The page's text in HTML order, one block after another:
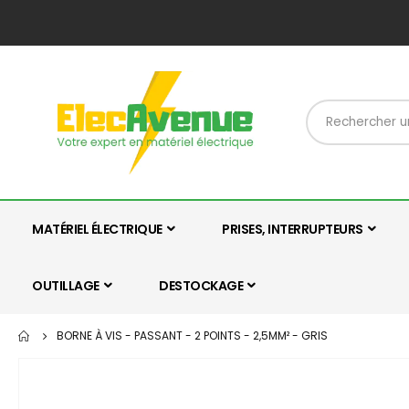
MATÉRIEL ÉLECTRIQUE PRISES, INTERRUPTEURS
OUTILLAGE DESTOCKAGE
BORNE À VIS - PASSANT - 2 POINTS - 2,5MM² - GRIS